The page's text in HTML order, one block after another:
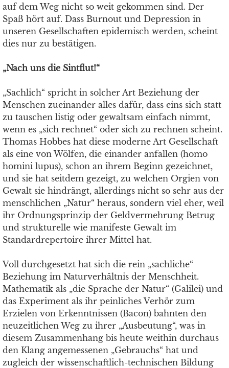
auf dem Weg nicht so weit gekommen sind. Der
Spaß hört auf. Dass Burnout und Depression in
unseren Gesellschaften epidemisch werden, scheint
dies nur zu bestätigen.
„Nach uns die Sintflut!“
„Sachlich“ spricht in solcher Art Beziehung der
Menschen zueinander alles dafür, dass eins sich statt
zu tauschen listig oder gewaltsam einfach nimmt,
wenn es „sich rechnet“ oder sich zu rechnen scheint.
Thomas Hobbes hat diese moderne Art Gesellschaft
als eine von Wölfen, die einander anfallen (homo
homini lupus), schon an ihrem Beginn gezeichnet,
und sie hat seitdem gezeigt, zu welchen Orgien von
Gewalt sie hindrängt, allerdings nicht so sehr aus der
menschlichen „Natur“ heraus, sondern viel eher, weil
ihr Ordnungsprinzip der Geldvermehrung Betrug
und strukturelle wie manifeste Gewalt im
Standardrepertoire ihrer Mittel hat.
Voll durchgesetzt hat sich die rein „sachliche“
Beziehung im Naturverhältnis der Menschheit.
Mathematik als „die Sprache der Natur“ (Galilei) und
das Experiment als ihr peinliches Verhör zum
Erzielen von Erkenntnissen (Bacon) bahnten den
neuzeitlichen Weg zu ihrer „Ausbeutung“, was in
diesem Zusammenhang bis heute weithin durchaus
den Klang angemessenen „Gebrauchs“ hat und
zugleich der wissenschaftlich-technischen Bildung